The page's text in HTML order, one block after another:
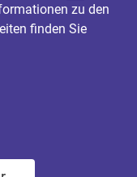
zu den
finden Sie